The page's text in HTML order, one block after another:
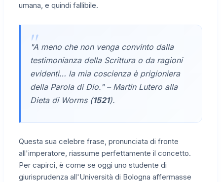
umana, e quindi fallibile.
"A meno che non venga convinto dalla
testimonianza della Scrittura o da ragioni
evidenti… la mia coscienza è prigioniera
della Parola di Dio." – Martin Lutero alla
Dieta di Worms (1521).
Questa sua celebre frase, pronunciata di fronte
all'imperatore, riassume perfettamente il concetto.
Per capirci, è come se oggi uno studente di
giurisprudenza all'Università di Bologna affermasse